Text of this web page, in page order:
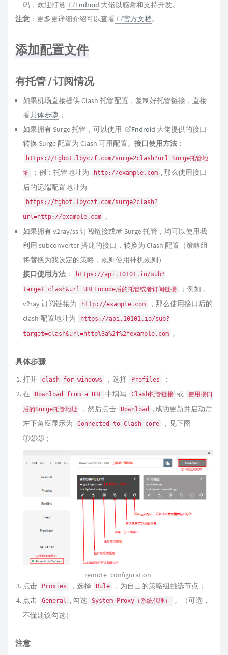
码，欢迎打赏 Fndroid 大佬以感谢和支持开发。
注意 ：更多更详细介绍可以查看 官方文档。
添加配置文件
有托管 / 订阅情况
如果机场直接提供 Clash 托管配置，复制好托管链接，直接
看具体步骤 ；
如果拥有 Surge 托管，可以使用
Fndroid 大佬提供的接口
转换 Surge 配置为 Clash 可用配置。 接口使用方法 ：
https://tgbot.lbyczf.com/surge2clash?url=Surge托管地
址 ；例：托管地址为 http://example.com , 那么使用接口
后的远端配置地址为
https://tgbot.lbyczf.com/surge2clash?
url=http://example.com 。
如果拥有 v2ray/ss 订阅链接或者 Surge 托管，均可以使用我
利用 subconverter 搭建的接口，转换为 Clash 配置（策略组
将替换为我设定的策略，规则使用神机规则）
接口使用方法 ： https://api.10101.io/sub?
target=clash&url=URLEncode后的托管或者订阅链接
；例如，
v2ray 订阅链接为
http://example.com
，那么使用接口后的
clash 配置地址为
https://api.10101.io/sub?
target=clash&url=http%3a%2f%2fexample.com 。
具体步骤
打开 clash for windows ，选择 Profiles
；
在
Download from a URL 中填写 Clash托管链接 或 使用接口
后的Surge托管地址 ，然后点击 Download
, 成功更新并启动后
左下角应显示为
Connected to Clash core
，见下图
①②③；
remote_configuration
点击
Proxies ，选择 Rule
，为自己的策略组挑选节点；
点击
General , 勾选 System Proxy（系统代理）
。（可选，
不懂建议勾选）
注意